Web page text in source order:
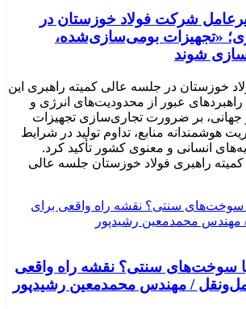
شرکت فولاد خوزستان در
«تجهیزات بومی‌سازی‌شده،
شوند
خوزستان در جلسه عالی کمیته راهبری این
عبور از محدودیت‌های انرژی و
جهانی، بر ضرورت تجاری‌سازی تجهیزات
هوشمندانه منابع، تداوم تولید در شرایط
انسانی و معنوی کشور تأکید کرد.
راهبری فولاد خوزستان جلسه عالی
سوخت‌های سنتی؟ نقشه راه واقعی
/ مهندس محمدمعین رشیدپور